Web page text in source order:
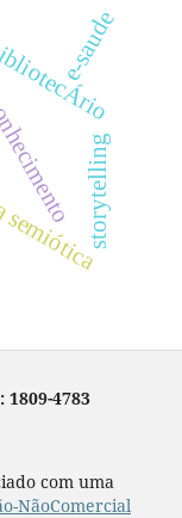
e-saude
storytelling
4783
com uma
NãoComercial